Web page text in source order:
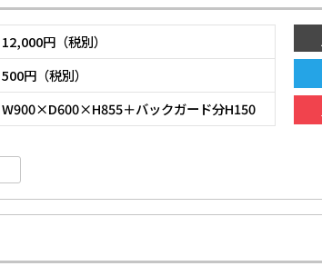
12,000円（税別）
500円（税別）
W900×D600×H855＋バックガード分H150